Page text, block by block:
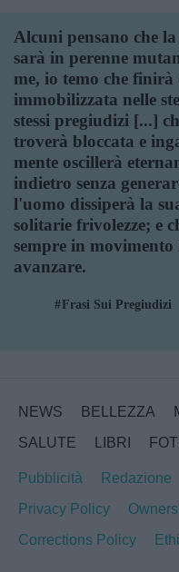
Alcuni pensano che
sarà in perenne
me, io temo che finirà
immobilizzata nelle
stessi pregiudizi [...]
troverà bloccata e
mente oscillerà
indietro senza
l'uomo dissiperà la
solitarie frivolezze; e
sempre in
avanzare.
Frasi Sui Pregiudizi
NEWS BELLEZZA
SALUTE
LIBRI
Pubblicità Redazione
Privacy Policy
Corrections Policy